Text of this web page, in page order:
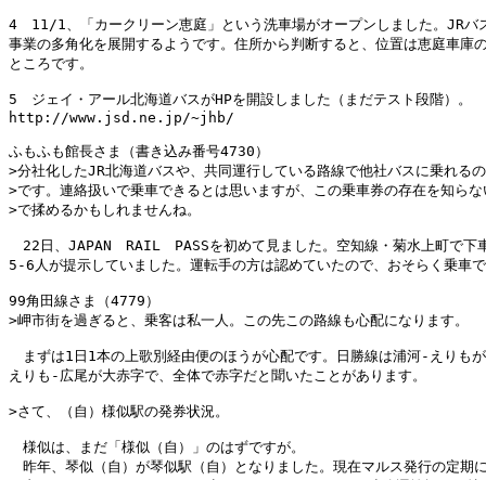
4　11/1、「カークリーン恵庭」という洗車場がオープンしました。JRバ
事業の多角化を展開するようです。住所から判断すると、位置は恵庭車庫
ところです。
5　ジェイ・アール北海道バスがHPを開設しました（まだテスト段階）。
http://www.jsd.ne.jp/~jhb/
ふもふも館長さま（書き込み番号4730）
>分社化したJR北海道バスや、共同運行している路線で他社バスに乗れる
>です。連絡扱いで乗車できるとは思いますが、この乗車券の存在を知ら
>で揉めるかもしれませんね。
22日、JAPAN　RAIL　PASSを初めて見ました。空知線・菊水上町で下
5-6人が提示していました。運転手の方は認めていたので、おそらく乗車
99角田線さま（4779）
>岬市街を過ぎると、乗客は私一人。この先この路線も心配になります。
まずは1日1本の上歌別経由便のほうが心配です。日勝線は浦河-えりも
えりも-広尾が大赤字で、全体で赤字だと聞いたことがあります。
>さて、（自）様似駅の発券状況。
様似は、まだ「様似（自）」のはずですが。
昨年、琴似（自）が琴似駅（自）となりました。現在マルス発行の定期